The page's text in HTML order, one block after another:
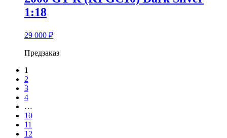
1:18
29 000 ₽
Предзаказ
1
2
3
4
…
10
11
12